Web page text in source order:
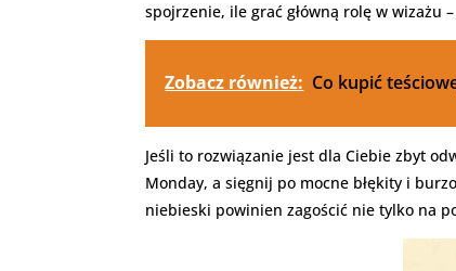
spojrzenie, ile grać główną rolę w wizażu
Zobacz również: Co kupić
Jeśli to rozwiązanie jest dla Ciebie zbyt
Monday, a sięgnij po mocne błękity i
niebieski powinien zagościć nie tylko na